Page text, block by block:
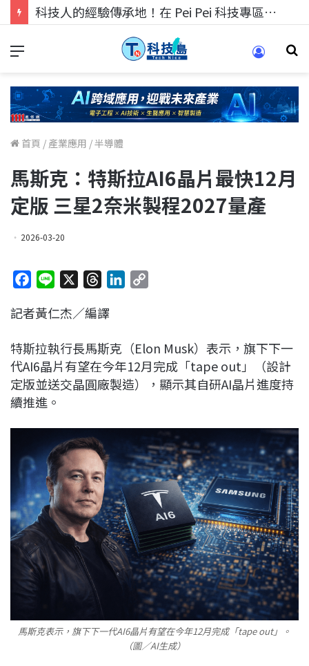
科技人的經驗傳承地！在 Pei Pei 科技專區，與學弟妹交流最硬核的技術
首頁 / 產業應用 /半導體
馬斯克：特斯拉AI6晶片最快12月
定版 三星2奈米製程2027量產
2026-03-20
c
b
o
o
k
n
r
a
d
s
e
d
I
L
i
n
記者黃仁杰／編譯
特斯拉執行長馬斯克（Elon Musk） 表示，旗下下一
代AI6晶片有望在今年12月完成「tape out」（設計
定版並送交晶圓廠製造），顯示其自研AI晶片進度持
續推進。
馬斯克表示，旗下下一代AI6晶片有望在今年12月完成「tape out」。
（圖／AI生成）